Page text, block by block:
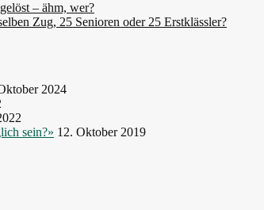
– ähm, wer?
Zug, 25 Senioren oder 25 Erstklässler?
2024
sein?» 12. Oktober 2019